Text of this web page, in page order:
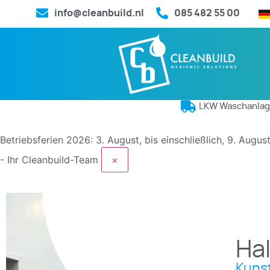
info@cleanbuild.nl 085 482 55 00
LKW
Betriebsferien 2026: 3. August, bis einschließlich, 9.
- Ihr Cleanbuild-Team
×